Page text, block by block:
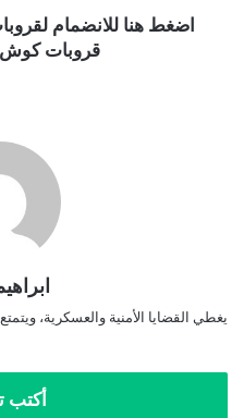
اضغط هنا للانضمام
قروبات كوش
يغطي القضايا الأمنية والعسكرية،
أكتب